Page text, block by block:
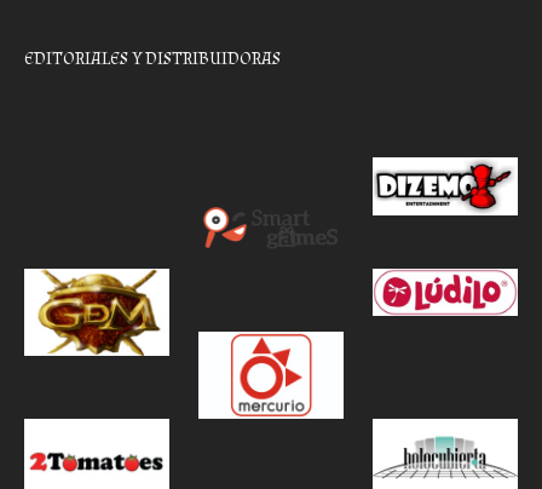
EDITORIALES Y DISTRIBUIDORAS